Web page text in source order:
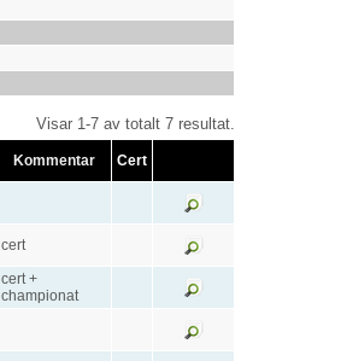
Visar 1-7 av totalt 7 resultat.
Kommentar Cert
cert
cert +
championat